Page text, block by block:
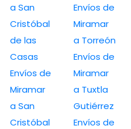
a San
Cristóbal
de las
Casas
Envíos de
Miramar
a San
Cristóbal
Envíos de
Miramar
a Torreón
Envíos de
Miramar
a Tuxtla
Gutiérrez
Envíos de